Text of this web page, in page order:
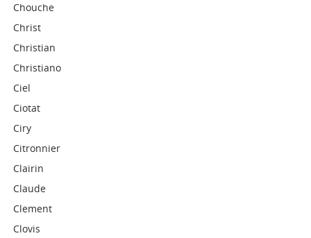
Chouche
Christ
Christian
Christiano
Ciel
Ciotat
Ciry
Citronnier
Clairin
Claude
Clement
Clovis